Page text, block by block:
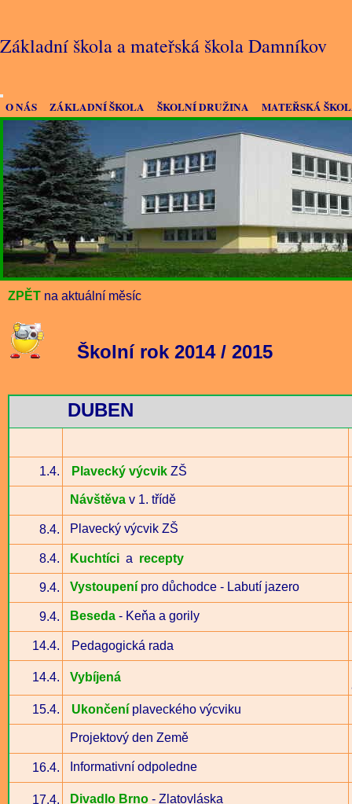
O NÁS ZÁKLADNÍ ŠKOLA ŠKOLNÍ DRUŽINA MATEŘSKÁ
Základní škola a mateřská škola Damníkov
ZPĚT na aktuální měsíc
Školní rok 2014 / 2015
DUBEN
1.4. Plavecký výcvik ZŠ
Návštěva v 1. třídě
8.4. Plavecký výcvik ZŠ
8.4. Kuchtíci a recepty
9.4. Vystoupení pro důchodce - Labutí jazero
9.4. Beseda - Keňa a gorily
14.4. Pedagogická rada
14.4. Vybíjená
15.4.
Ukončení plaveckého výcviku
Projektový den Země
16.4. Informativní odpoledne
17.4. Divadlo Brno - Zlatovláska